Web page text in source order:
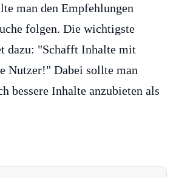
man den Empfehlungen
folgen. Die wichtigste
dazu: "Schafft Inhalte mit
Nutzer!" Dabei sollte man
bessere Inhalte anzubieten als